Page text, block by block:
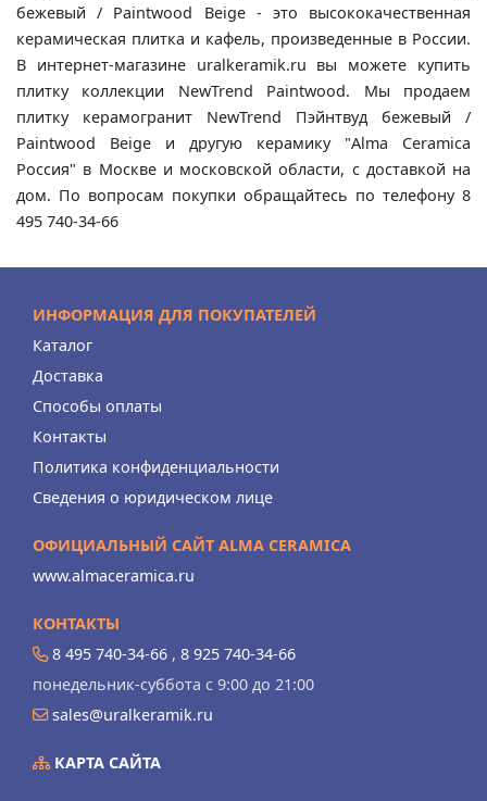
бежевый / Paintwood Beige - это высококачественная
керамическая плитка и кафель, произведенные в России.
В интернет-магазине uralkeramik.ru вы можете купить
плитку коллекции NewTrend Paintwood. Мы продаем
плитку керамогранит NewTrend Пэйнтвуд бежевый /
Paintwood Beige и другую керамику "Alma Ceramica
Россия" в Москве и московской области, с доставкой на
дом. По вопросам покупки обращайтесь по телефону 8
495 740-34-66
ИНФОРМАЦИЯ ДЛЯ ПОКУПАТЕЛЕЙ
Каталог
Доставка
Способы оплаты
Контакты
Политика конфиденциальности
Сведения о юридическом лице
ОФИЦИАЛЬНЫЙ САЙТ ALMA CERAMICA
www.almaceramica.ru
КОНТАКТЫ
8 495 740-34-66 , 8 925 740-34-66
понедельник-суббота с 9:00 до 21:00
sales@uralkeramik.ru
КАРТА САЙТА